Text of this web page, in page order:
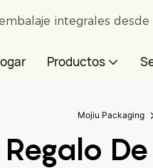
integrales desde
Productos
Mojiu Packaging